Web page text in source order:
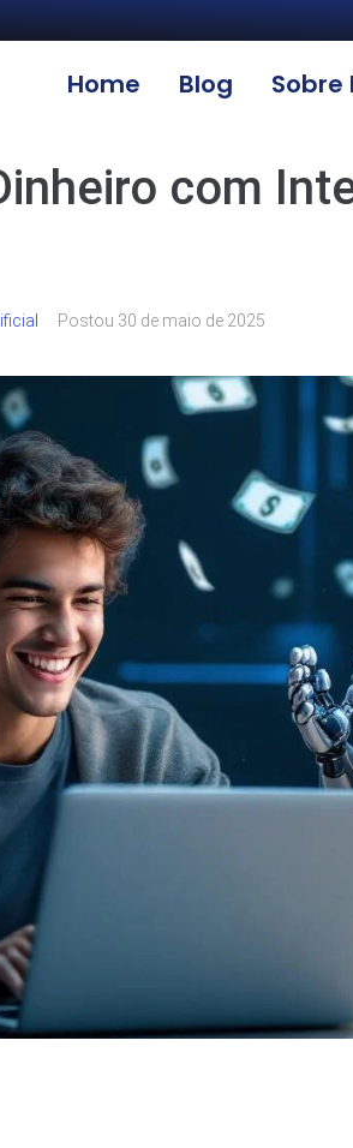
Home Blog Sobre
com
Postou 30 de maio de 2025